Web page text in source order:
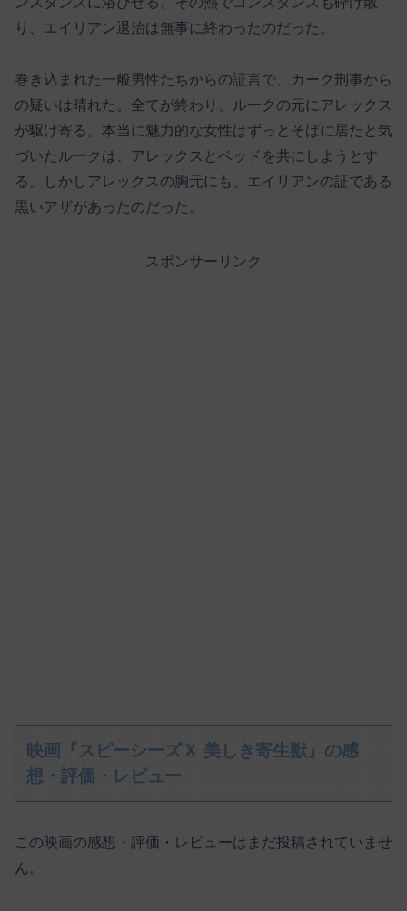
り、エイリアン退治は無事に終わったのだった。
巻き込まれた一般男性たちからの証言で、カーク刑事から
の疑いは晴れた。全てが終わり、ルークの元にアレックス
が駆け寄る。本当に魅力的な女性はずっとそばに居たと気
づいたルークは、アレックスとベッドを共にしようとす
る。しかしアレックスの胸元にも、エイリアンの証である
黒いアザがあったのだった。
スポンサーリンク
映画『スピーシーズＸ 美しき寄生獣』の感
想・評価・レビュー
この映画の感想・評価・レビューはまだ投稿されていませ
ん。